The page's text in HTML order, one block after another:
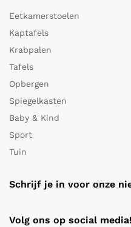
Eetkamerstoelen
Kaptafels
Krabpalen
Tafels
Opbergen
Spiegelkasten
Baby & Kind
Sport
Tuin
Schrijf je in voor onze
Volg ons op social media!